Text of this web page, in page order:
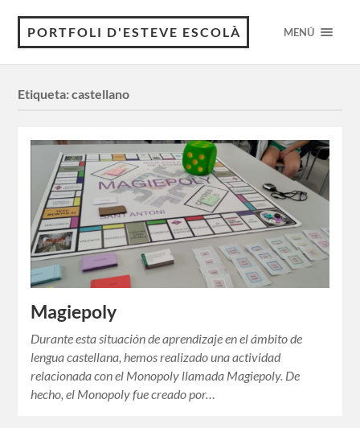
PORTFOLI D'ESTEVE ESCOLÀ MENÚ
Etiqueta:castellano
Magiepoly
Durante esta situación de aprendizaje en el ámbito de
lengua castellana, hemos realizado una actividad
relacionada con el Monopoly llamada Magiepoly. De
hecho, el Monopoly fue creado por…